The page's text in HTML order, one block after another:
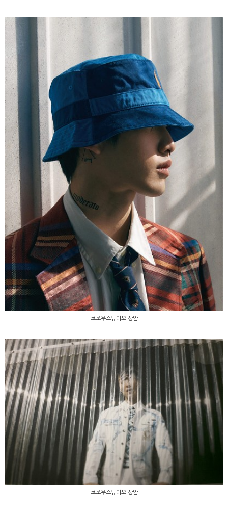
코조우스튜디오 상암
코조우스튜디오 상암
코조우스튜디오 상암
코조우스튜디오 상암